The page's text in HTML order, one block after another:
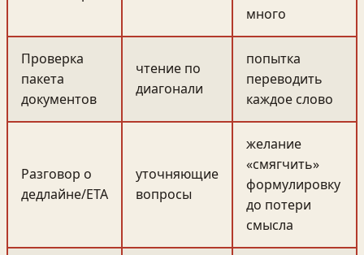
много
Проверка
пакета
документов
чтение по
диагонали
попытка
переводить
каждое слово
Разговор о
дедлайне/ETA
уточняющие
вопросы
желание
«смягчить»
формулировку
до потери
смысла